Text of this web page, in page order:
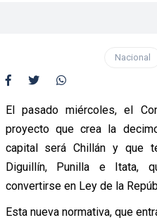
Nacional
El pasado miércoles, el
proyecto que crea la
capital será Chillán y que
Diguillín, Punilla e Itata,
convertirse en Ley de la
Esta nueva normativa, que